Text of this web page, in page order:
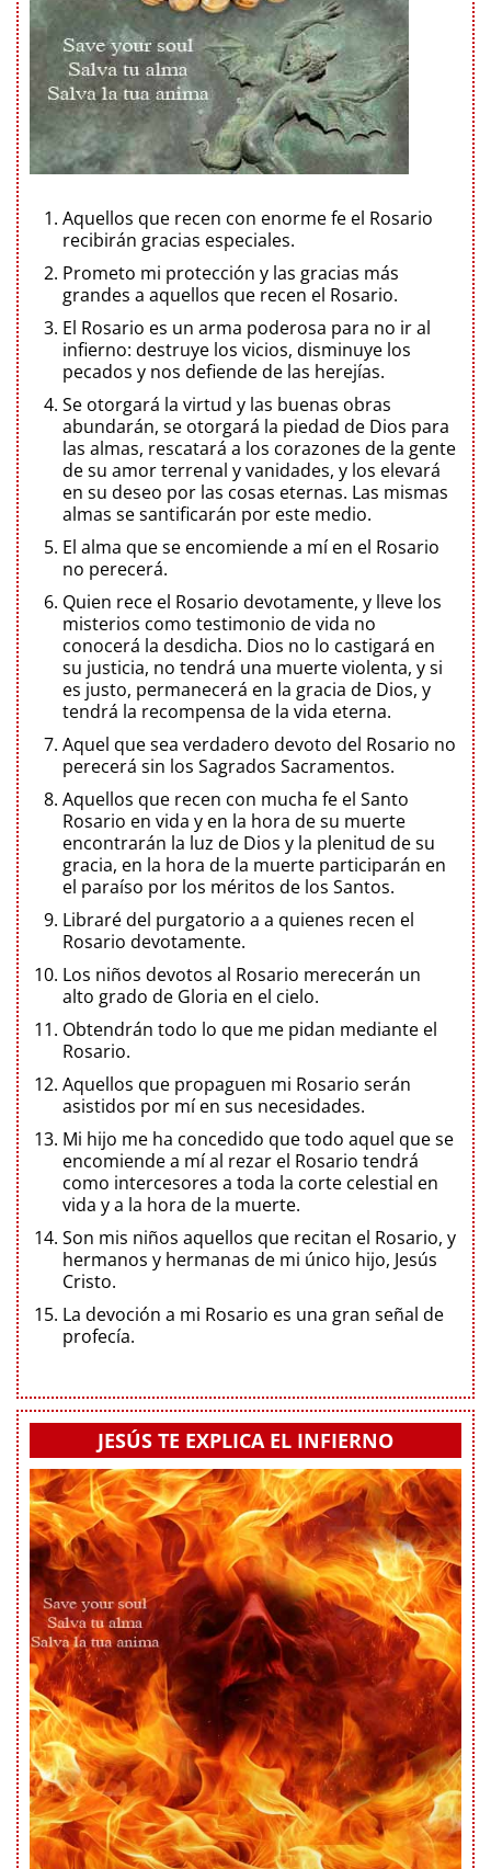
Aquellos que recen con enorme fe el Rosario
recibirán gracias especiales.
Prometo mi protección y las gracias más
grandes a aquellos que recen el Rosario.
El Rosario es un arma poderosa para no ir al
infierno: destruye los vicios, disminuye los
pecados y nos defiende de las herejías.
Se otorgará la virtud y las buenas obras
abundarán, se otorgará la piedad de Dios para
las almas, rescatará a los corazones de la gente
de su amor terrenal y vanidades, y los elevará
en su deseo por las cosas eternas. Las mismas
almas se santificarán por este medio.
El alma que se encomiende a mí en el Rosario
no perecerá.
Quien rece el Rosario devotamente, y lleve los
misterios como testimonio de vida no
conocerá la desdicha. Dios no lo castigará en
su justicia, no tendrá una muerte violenta, y si
es justo, permanecerá en la gracia de Dios, y
tendrá la recompensa de la vida eterna.
Aquel que sea verdadero devoto del Rosario no
perecerá sin los Sagrados Sacramentos.
Aquellos que recen con mucha fe el Santo
Rosario en vida y en la hora de su muerte
encontrarán la luz de Dios y la plenitud de su
gracia, en la hora de la muerte participarán en
el paraíso por los méritos de los Santos.
Libraré del purgatorio a a quienes recen el
Rosario devotamente.
Los niños devotos al Rosario merecerán un
alto grado de Gloria en el cielo.
Obtendrán todo lo que me pidan mediante el
Rosario.
Aquellos que propaguen mi Rosario serán
asistidos por mí en sus necesidades.
Mi hijo me ha concedido que todo aquel que se
encomiende a mí al rezar el Rosario tendrá
como intercesores a toda la corte celestial en
vida y a la hora de la muerte.
Son mis niños aquellos que recitan el Rosario, y
hermanos y hermanas de mi único hijo, Jesús
Cristo.
La devoción a mi Rosario es una gran señal de
profecía.
JESÚS TE EXPLICA EL INFIERNO